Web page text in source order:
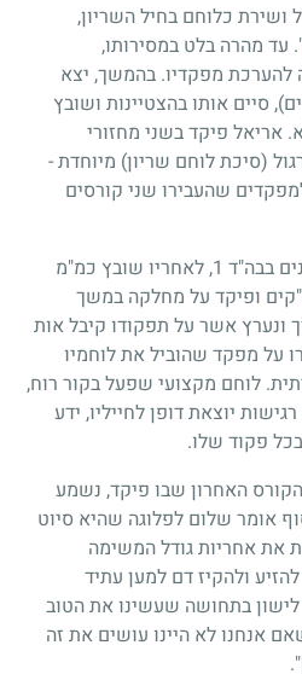
לצה"ל ושירת כלוחם בחיל השריון,
עד מהרה בלט במסירותו,
להערכת מפקדיו. בהמשך, יצא
סיים אותו בהצטיינות ושובץ
פיקד בשני מחזורי
(סיכת לוחם שריון) מיוחדת -
שהעבירו שני קורסים
במרץ 2021 יצא לקורס קצינים בבה"ד 1, לאחריו שובץ כמ"מ
ופיקד על מחלקה במשך
ונערץ אשר על תפקודו קיבל אות
על מפקד שהוביל את לוחמיו
לוחם מקצועי שפעל בקור רוח,
יוצאת דופן לחייליו, ידע
פקוד שלו.
האחרון שבו פיקד, נשמע
אומר שלום לפלוגה שהיא סיוט
את אחריות גודל המשימה
ולהקיז דם למען עתיד
בתחושה שעשינו את הטוב
אנחנו לא היינו עושים את זה